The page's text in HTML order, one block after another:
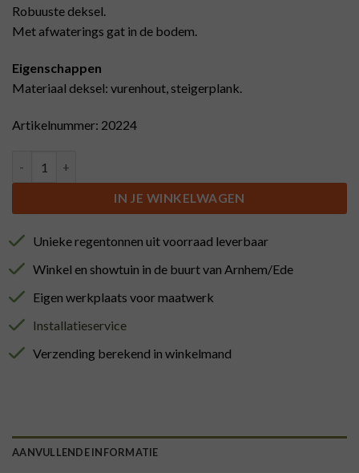
Robuuste deksel.
Met afwaterings gat in de bodem.
Eigenschappen
Materiaal deksel: vurenhout, steigerplank.
Artikelnummer: 20224
IN JE WINKELWAGEN
Unieke regentonnen uit voorraad leverbaar
Winkel en showtuin in de buurt van Arnhem/Ede
Eigen werkplaats voor maatwerk
Installatieservice
Verzending berekend in winkelmand
AANVULLENDE INFORMATIE